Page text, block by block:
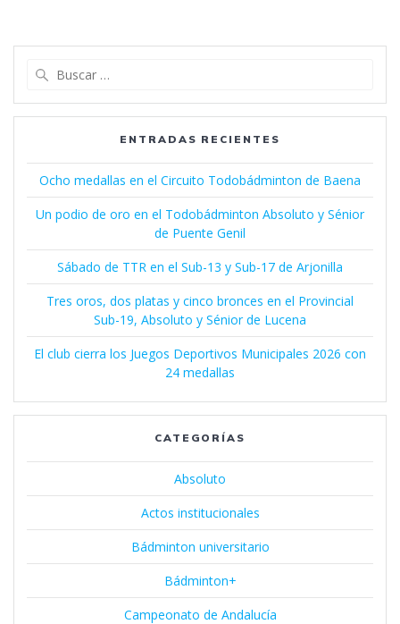
ENTRADAS RECIENTES
Ocho medallas en el Circuito Todobádminton de Baena
Un podio de oro en el Todobádminton Absoluto y Sénior
de Puente Genil
Sábado de TTR en el Sub-13 y Sub-17 de Arjonilla
Tres oros, dos platas y cinco bronces en el Provincial
Sub-19, Absoluto y Sénior de Lucena
El club cierra los Juegos Deportivos Municipales 2026 con
24 medallas
CATEGORÍAS
Absoluto
Actos institucionales
Bádminton universitario
Bádminton+
Campeonato de Andalucía